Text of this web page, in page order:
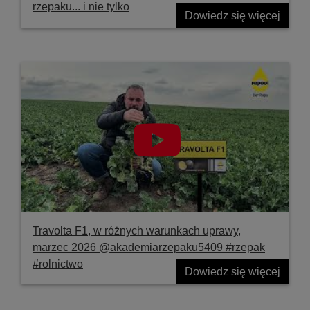
rzepaku... i nie tylko
Dowiedz się więcej
Travolta F1, w różnych warunkach uprawy,
marzec 2026 @akademiarzepaku5409 #rzepak
#rolnictwo
Dowiedz się więcej